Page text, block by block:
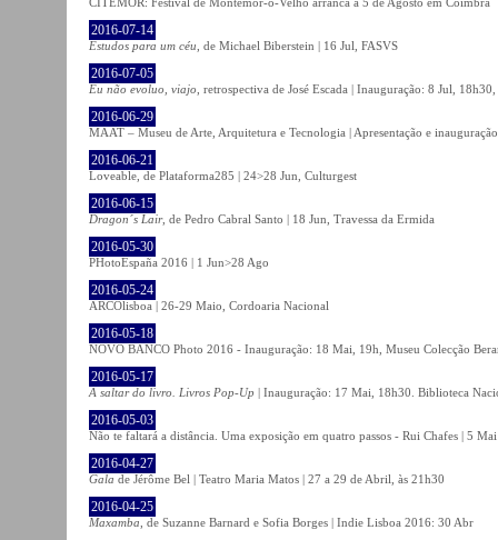
2016-07-14
Estudos para um céu , de Michael Biberstein | 16 Jul, FASVS
2016-07-05
Eu não evoluo, viajo , retrospectiva de José Escada | Inauguração: 8 Jul,
2016-06-29
MAAT – Museu de Arte, Arquitetura e Tecnologia | Apresentação e
2016-06-21
Loveable, de Plataforma285 | 24>28 Jun, Culturgest
2016-06-15
Dragon´s Lair, de Pedro Cabral Santo | 18 Jun, Travessa da Ermida
2016-05-30
PHotoEspaña 2016 | 1 Jun>28 Ago
2016-05-24
ARCOlisboa | 26-29 Maio, Cordoaria Nacional
2016-05-18
NOVO BANCO Photo 2016 - Inauguração: 18 Mai, 19h, Museu Colecção
2016-05-17
A saltar do livro. Livros Pop-Up | Inauguração: 17 Mai, 18h30. Biblioteca
2016-05-03
Não te faltará a distância. Uma exposição em quatro passos - Rui Chafes | 5
2016-04-27
Gala de Jérôme Bel | Teatro Maria Matos | 27 a 29 de Abril, às 21h30
2016-04-25
Maxamba , de Suzanne Barnard e Sofia Borges | Indie Lisboa 2016: 30 Abr